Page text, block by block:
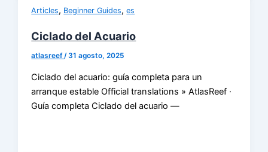
Articles, Beginner Guides,es
Ciclado del Acuario
atlasreef/31 agosto, 2025
Ciclado del acuario: guía completa para un
arranque estable Official translations » AtlasReef ·
Guía completa Ciclado del acuario —